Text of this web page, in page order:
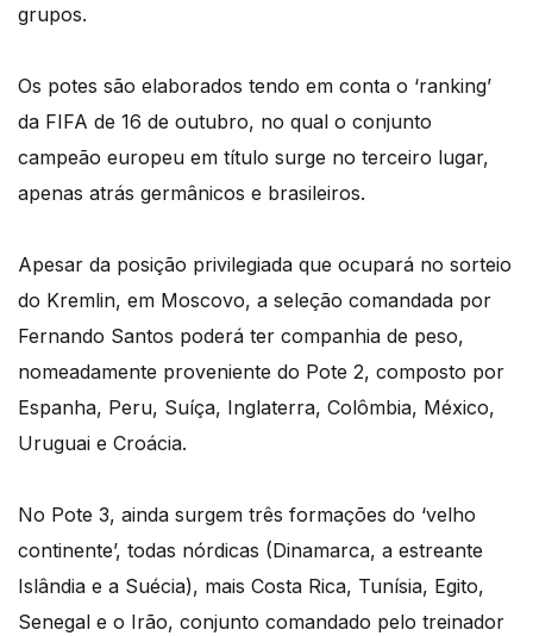
grupos.
Os potes são elaborados tendo em conta o ‘ranking’
da FIFA de 16 de outubro, no qual o conjunto
campeão europeu em título surge no terceiro lugar,
apenas atrás germânicos e brasileiros.
Apesar da posição privilegiada que ocupará no sorteio
do Kremlin, em Moscovo, a seleção comandada por
Fernando Santos poderá ter companhia de peso,
nomeadamente proveniente do Pote 2, composto por
Espanha, Peru, Suíça, Inglaterra, Colômbia, México,
Uruguai e Croácia.
No Pote 3, ainda surgem três formações do ‘velho
continente’, todas nórdicas (Dinamarca, a estreante
Islândia e a Suécia), mais Costa Rica, Tunísia, Egito,
Senegal e o Irão, conjunto comandado pelo treinador